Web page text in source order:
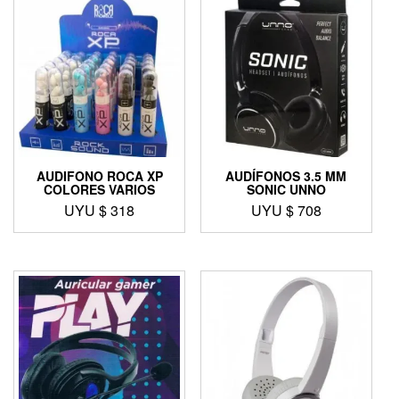
AUDIFONO ROCA XP
COLORES VARIOS
UYU $318
AUDÍFONOS 3.5 MM
SONIC UNNO
UYU $708